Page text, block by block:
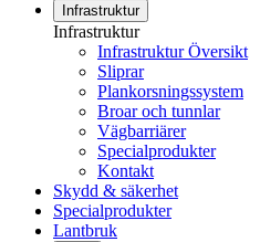
Infrastruktur
Infrastruktur
Infrastruktur Översikt
Sliprar
Plankorsningssystem
Broar och tunnlar
Vägbarriärer
Specialprodukter
Kontakt
Skydd & säkerhet
Specialprodukter
Lantbruk